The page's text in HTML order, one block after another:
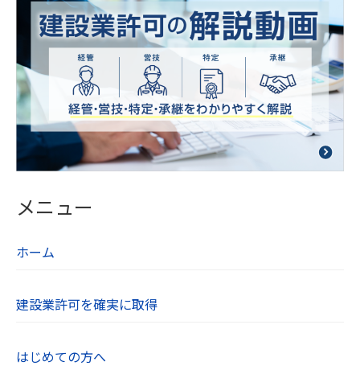
点検を行っています。
【５．個人データの第三者提供について】
当社は法令及びガイドラインに別段の定めがある
場合を除き、同意を得ないで第三者に個人情報を
提供することは致しません。
【６．保有個人データの開示、訂正】
当社は本人から個人情報の開示を求められたとき
人情報の利用目的の通知や訂正、追加、削除、利
は、お問い合わせフォームよりご連絡ください。
絡先】
明点、苦情、その他のお問い合わせはお問い合わ
メニュー
ホーム
建設業許可を確実に取得
はじめての方へ